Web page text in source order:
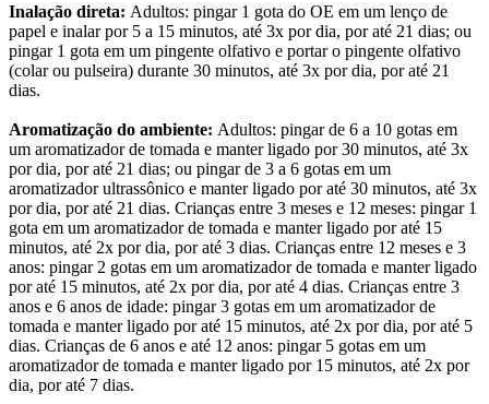
Inalação direta: Adultos: pingar 1 gota do OE em um lenço de
papel e inalar por 5 a 15 minutos, até 3x por dia, por até 21 dias; ou
pingar 1 gota em um pingente olfativo e portar o pingente olfativo
(colar ou pulseira) durante 30 minutos, até 3x por dia, por até 21
dias.
Aromatização do ambiente: Adultos: pingar de 6 a 10 gotas em
um aromatizador de tomada e manter ligado por 30 minutos, até 3x
por dia, por até 21 dias; ou pingar de 3 a 6 gotas em um
aromatizador ultrassônico e manter ligado por até 30 minutos, até 3x
por dia, por até 21 dias. Crianças entre 3 meses e 12 meses: pingar 1
gota em um aromatizador de tomada e manter ligado por até 15
minutos, até 2x por dia, por até 3 dias. Crianças entre 12 meses e 3
anos: pingar 2 gotas em um aromatizador de tomada e manter ligado
por até 15 minutos, até 2x por dia, por até 4 dias. Crianças entre 3
anos e 6 anos de idade: pingar 3 gotas em um aromatizador de
tomada e manter ligado por até 15 minutos, até 2x por dia, por até 5
dias. Crianças de 6 anos e até 12 anos: pingar 5 gotas em um
aromatizador de tomada e manter ligado por 15 minutos, até 2x por
dia, por até 7 dias.